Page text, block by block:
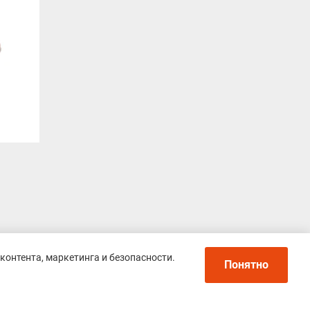
маркетинга и безопасности.
Понятно